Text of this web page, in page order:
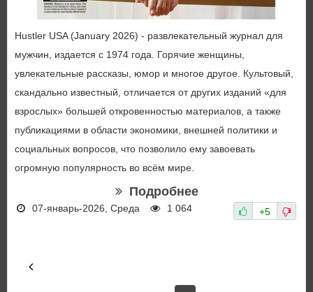
Hustler USA (January 2026) - развлекательный журнал для
мужчин, издается с 1974 года. Горячие женщины,
увлекательные рассказы, юмор и многое другое. Культовый,
скандально известный, отличается от других изданий «для
взрослых» большей откровенностью материалов, а также
публикациями в области экономики, внешней политики и
социальных вопросов, что позволило ему завоевать
огромную популярность во всём мире.
Подробнее
07-январь-2026, Среда 1 064 +5